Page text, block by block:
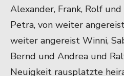
Alexander, Frank, Rolf
Petra, von weiter
weiter angereist Winni,
Bernd und Andrea und
Neuigkeit rausplatzte